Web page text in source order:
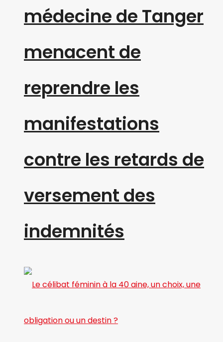
médecine de Tanger
menacent de
reprendre les
manifestations
contre les retards de
versement des
indemnités